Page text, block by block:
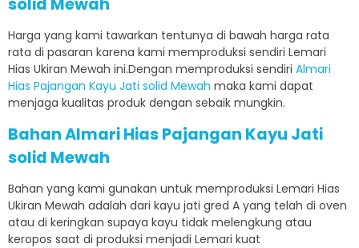
Harga yang kami tawarkan tentunya di bawah harga rata
rata di pasaran karena kami memproduksi sendiri Lemari
Hias Ukiran Mewah ini.Dengan memproduksi sendiri Almari
Hias Pajangan Kayu Jati solid Mewah maka kami dapat
menjaga kualitas produk dengan sebaik mungkin.
Bahan Almari Hias Pajangan Kayu Jati
solid Mewah
Bahan yang kami gunakan untuk memproduksi Lemari Hias
Ukiran Mewah adalah dari kayu jati gred A yang telah di oven
atau di keringkan supaya kayu tidak melengkung atau
keropos saat di produksi menjadi Lemari kuat